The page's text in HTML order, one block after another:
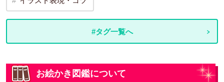
#タグ一覧へ
お絵かき図鑑について